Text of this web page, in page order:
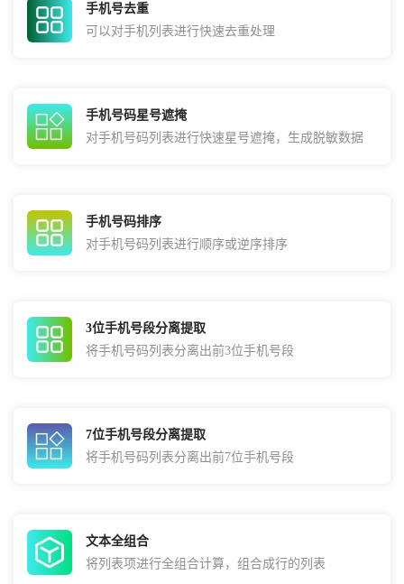
手机号去重
可以对手机列表进行快速去重处理
手机号码星号遮掩
对手机号码列表进行快速星号遮掩，生成脱敏数据
手机号码排序
对手机号码列表进行顺序或逆序排序
3位手机号段分离提取
将手机号码列表分离出前3位手机号段
7位手机号段分离提取
将手机号码列表分离出前7位手机号段
文本全组合
将列表项进行全组合计算，组合成行的列表